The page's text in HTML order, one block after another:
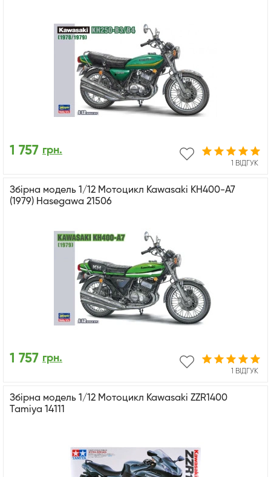
1 ВІДГУК
1 757 грн.
Збірна модель 1/12 Мотоцикл Kawasaki KH400-A7
(1979) Hasegawa 21506
1 ВІДГУК
1 757 грн.
Збірна модель 1/12 Мотоцикл Kawasaki ZZR1400
Tamiya 14111